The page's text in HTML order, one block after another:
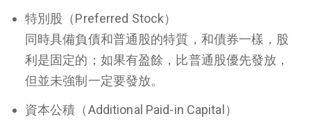
特別股（Preferred Stock）
同時具備負債和普通股的特質，和債券一樣，股
利是固定的；如果有盈餘，比普通股優先發放，
但並未強制一定要發放。
資本公積（Additional Paid-in Capital）